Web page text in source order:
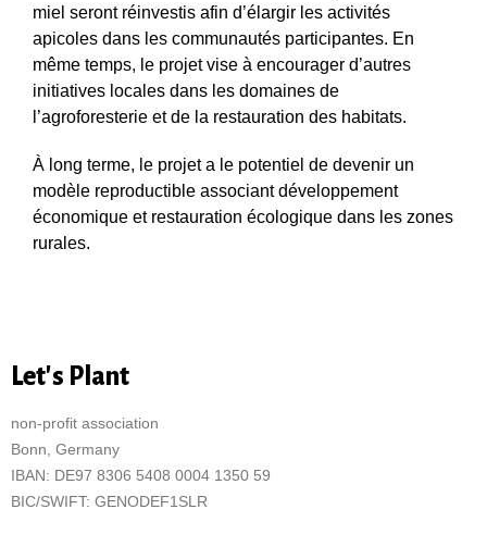
miel seront réinvestis afin d’élargir les activités
apicoles dans les communautés participantes. En
même temps, le projet vise à encourager d’autres
initiatives locales dans les domaines de
l’agroforesterie et de la restauration des habitats.
À long terme, le projet a le potentiel de devenir un
modèle reproductible associant développement
économique et restauration écologique dans les zones
rurales.
Let's Plant
non-profit association
Bonn, Germany
IBAN: DE97 8306 5408 0004 1350 59
BIC/SWIFT: GENODEF1SLR